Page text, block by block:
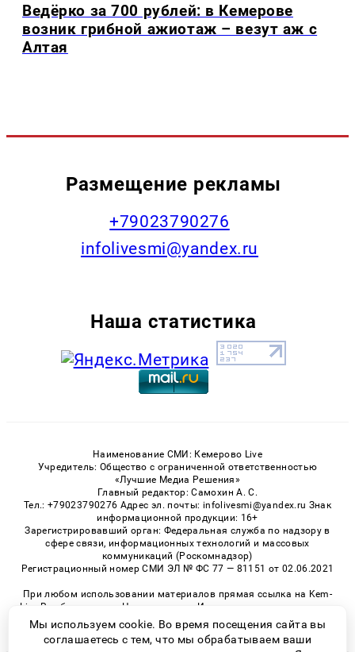
Ведёрко за 700 рублей: в Кемерове
возник грибной ажиотаж – везут аж с
Алтая
Размещение рекламы
+79023790276
infolivesmi@yandex.ru
Наша статистика
Наименование СМИ: Кемерово Live
Учредитель: Общество с ограниченной ответственностью
«Лучшие Медиа Решения»
Главный редактор: Самохин А. С.
Тел.: +79023790276 Адрес эл. почты: infolivesmi@yandex.ru Знак
информационной продукции: 16+
Зарегистрировавший орган: Федеральная служба по надзору в
сфере связи, информационных технологий и массовых
коммуникаций (Роскомнадзор)
Регистрационный номер СМИ ЭЛ № ФС 77 — 81151 от 02.06.2021
При любом использовании материалов прямая ссылка на Kem-
Live.Ru обязательна. Цитирование в Интернете возможно только
при наличии письменного разрешения.
Мы используем cookie. Во время посещения сайта вы
соглашаетесь с тем, что мы обрабатываем ваши